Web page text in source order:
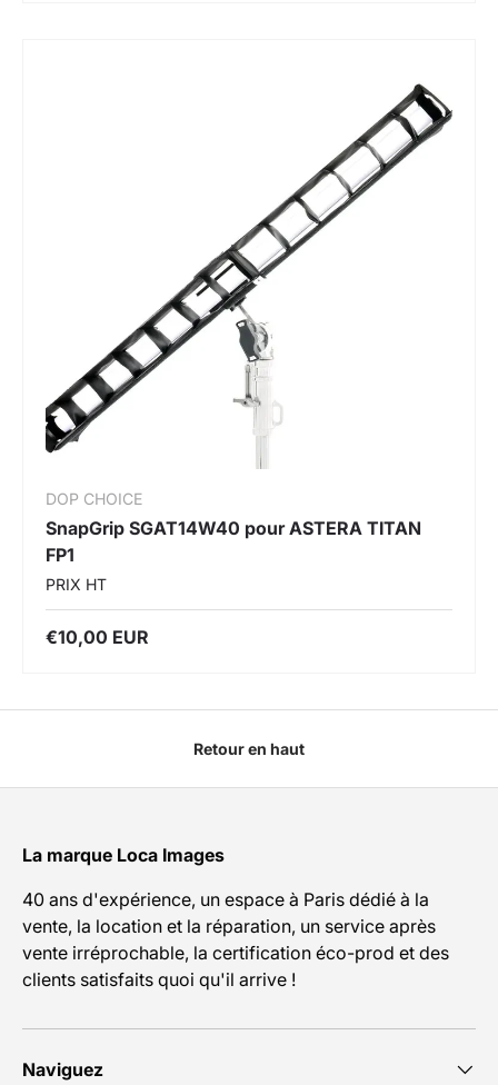
DOP CHOICE
SnapGrip SGAT14W40 pour ASTERA TITAN
FP1
PRIX HT
€10,00 EUR
Retour en haut
La marque Loca Images
40 ans d'expérience, un espace à Paris dédié à la
vente, la location et la réparation, un service après
vente irréprochable, la certification éco-prod et des
clients satisfaits quoi qu'il arrive !
Naviguez